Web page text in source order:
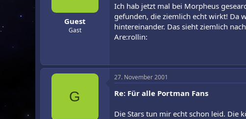
Guest
Gast
Ich hab jetzt mal bei Morpheus
gefunden, die ziemlich echt wirkt! Da
hintereinander. Das sieht ziemlich
Are:rollin:
G
27. November 2001
Re: Für alle Portman Fans
Die Stars tun mir echt schon leid. Die